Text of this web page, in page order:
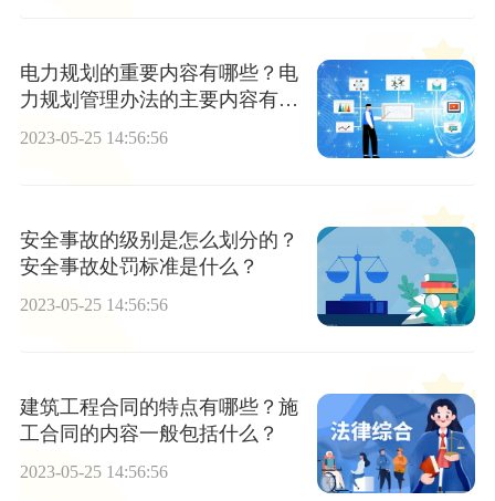
电力规划的重要内容有哪些？电
力规划管理办法的主要内容有哪
2023-05-25 14:56:56
安全事故的级别是怎么划分的？
安全事故处罚标准是什么？
2023-05-25 14:56:56
建筑工程合同的特点有哪些？施
工合同的内容一般包括什么？
2023-05-25 14:56:56